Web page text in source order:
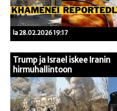
la 28.02.2026 19:17
Trump ja Israel iskee Iranin
hirmuhallintoon